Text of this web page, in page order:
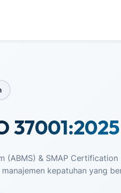
37001:2025
(ABMS) & SMAP
kepatuhan yang